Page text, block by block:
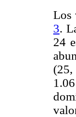
Los
3.
24